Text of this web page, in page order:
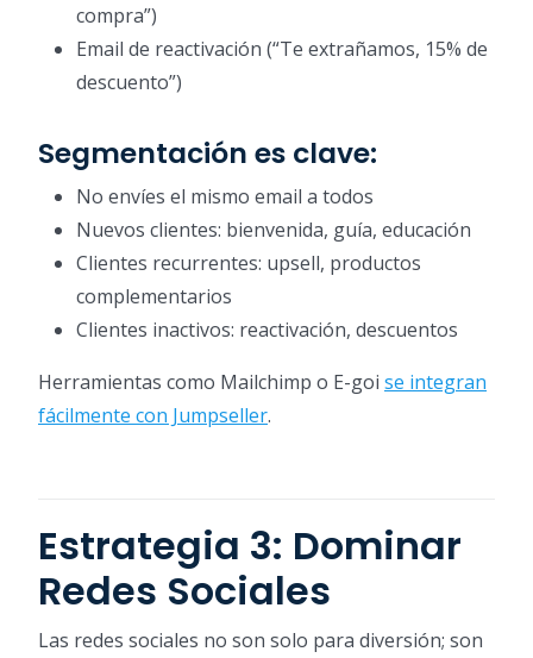
compra”)
Email de reactivación (“Te extrañamos, 15% de
descuento”)
Segmentación es clave:
No envíes el mismo email a todos
Nuevos clientes: bienvenida, guía, educación
Clientes recurrentes: upsell, productos
complementarios
Clientes inactivos: reactivación, descuentos
Herramientas como Mailchimp o E-goi se integran
fácilmente con Jumpseller.
Estrategia 3: Dominar
Redes Sociales
Las redes sociales no son solo para diversión; son